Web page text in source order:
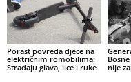
Porast povreda djece na
električnim romobilima:
Stradaju glava, lice i ruke
nije